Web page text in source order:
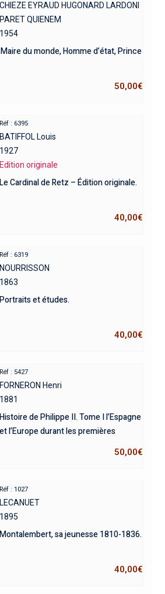
CHIEZE EYRAUD HUGONARD LARDONI
PARET QUIENEM
1954
du monde, Homme d’état, Prince
50,00€
Réf : 6395
BATIFFOL Louis
1927
Edition originale
Le Cardinal de Retz – Édition originale.
40,00€
Réf : 6319
NOURRISSON
1863
Portraits et études.
40,00€
Réf : 5427
FORNERON Henri
1881
Histoire de Philippe II. Tome I l’Espagne
et l’Europe durant les premières
50,00€
Réf : 1027
LECANUET
1895
Montalembert, sa jeunesse 1810-1836.
40,00€